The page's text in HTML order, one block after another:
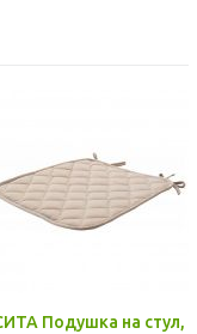
Подушка на стул,